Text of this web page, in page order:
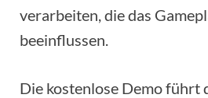
verarbeiten, die das
beeinflussen.
Die kostenlose Demo führt